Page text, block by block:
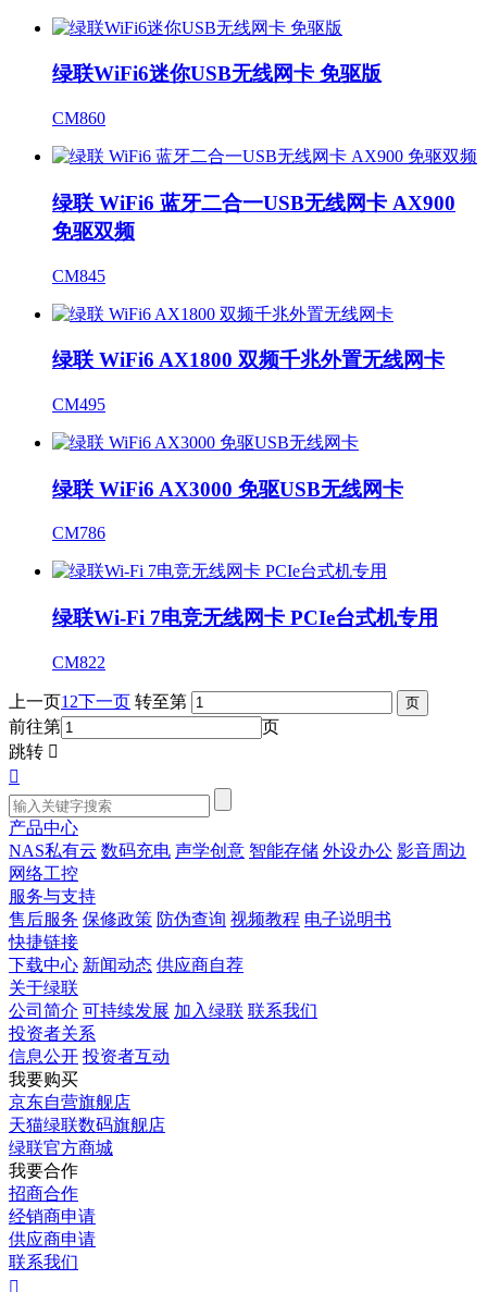
绿联WiFi6迷你USB无线网卡 免驱版
CM860
绿联 WiFi6 蓝牙二合一USB无线网卡 AX900
免驱双频
CM845
绿联 WiFi6 AX1800 双频千兆外置无线网卡
CM495
绿联 WiFi6 AX3000 免驱USB无线网卡
CM786
绿联Wi-Fi 7电竞无线网卡 PCIe台式机专用
CM822
上一页1 2下一页 转至第
前往第
页
跳转 

产品中心
NAS私有云 数码充电 声学创意 智能存储 外设办公 影音周边
网络工控
服务与支持
售后服务 保修政策 防伪查询 视频教程 电子说明书
快捷链接
下载中心 新闻动态 供应商自荐
关于绿联
公司简介 可持续发展 加入绿联 联系我们
投资者关系
信息公开 投资者互动
我要购买
京东自营旗舰店
天猫绿联数码旗舰店
绿联官方商城
我要合作
招商合作
经销商申请
供应商申请
联系我们
